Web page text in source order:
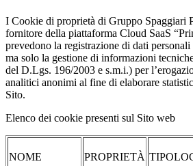
I Cookie di proprietà di Gruppo Spaggiari
fornitore della piattaforma Cloud SaaS
prevedono la registrazione di dati
ma solo la gestione di informazioni
del D.Lgs. 196/2003 e s.m.i.) per
analitici anonimi al fine di elaborare
Sito.
Elenco dei cookie presenti sul Sito web
NOME PROPRIETÀ